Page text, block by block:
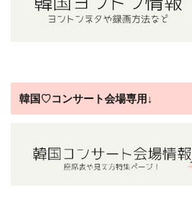
韓国♡コンサート会場専用↓